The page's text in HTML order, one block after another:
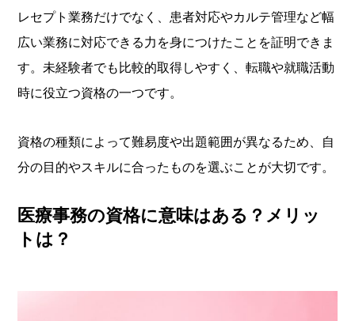
レセプト業務だけでなく、患者対応やカルテ管理など幅
広い業務に対応できる力を身につけたことを証明できま
す。未経験者でも比較的取得しやすく、転職や就職活動
時に役立つ資格の一つです。
資格の種類によって難易度や出題範囲が異なるため、自
分の目的やスキルに合ったものを選ぶことが大切です。
医療事務の資格に意味はある？メリッ
トは？